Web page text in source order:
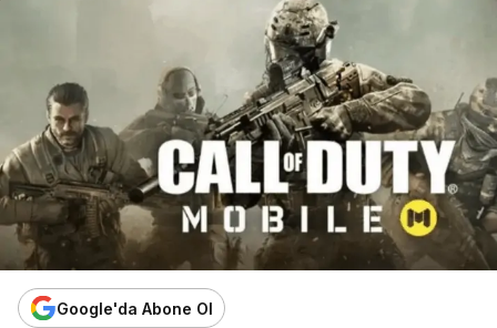
Google'da Abone Ol